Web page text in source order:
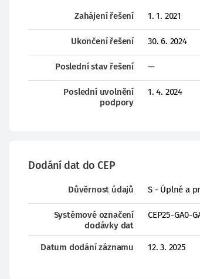
Zahájení řešení 1. 1. 2021
Ukončení řešení 30. 6. 2024
Poslední stav řešení —
Poslední uvolnění
podpory
1. 4. 2024
Dodání dat do CEP
Důvěrnost údajů S - Úplné a
Systémové označení
dodávky dat
CEP25-GA0-
Datum dodání záznamu 12. 3. 2025